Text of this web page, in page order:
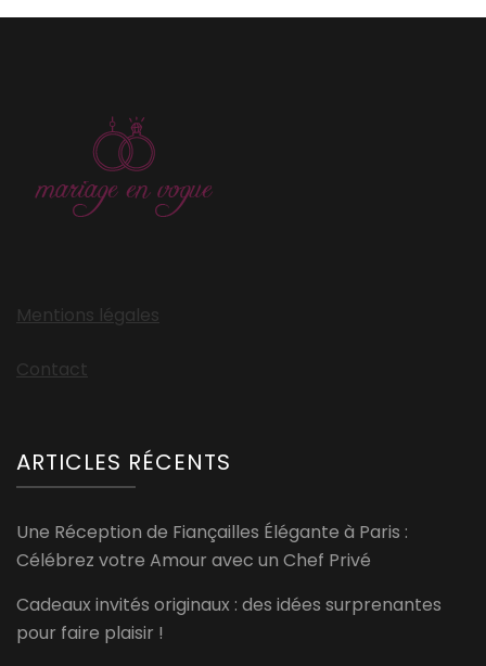
Mentions légales
Contact
ARTICLES RÉCENTS
Une Réception de Fiançailles Élégante à Paris :
Célébrez votre Amour avec un Chef Privé
Cadeaux invités originaux : des idées surprenantes
pour faire plaisir !